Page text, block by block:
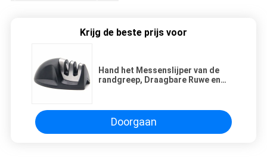
Krijg de beste prijs voor
Hand het Messenslijper van de
randgreep, Draagbare Ruwe en
Doorgaan